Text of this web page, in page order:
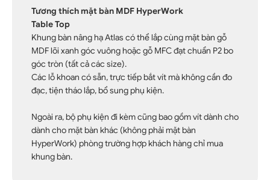
Tương thích mặt bàn MDF HyperWork
Table Top
Khung bàn nâng hạ Atlas có thể lắp cùng mặt bàn gỗ
MDF lõi xanh góc vuông hoặc gỗ MFC đạt chuẩn P2 bo
góc tròn (tất cả các size).
Các lỗ khoan có sẵn, trực tiếp bắt vít mà không cần đo
đạc, tiện tháo lắp, bổ sung phụ kiện.
Ngoài ra, bộ phụ kiện đi kèm cũng bao gồm vít dành cho
dành cho mặt bàn khác (không phải mặt bàn
HyperWork) phòng trường hợp khách hàng chỉ mua
khung bàn.